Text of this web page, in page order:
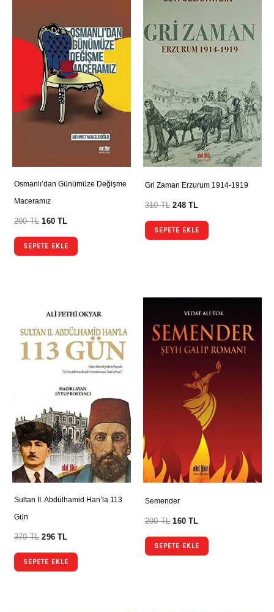
Osmanlı’dan Günümüze Değişme
Maceramız
200TL 160TL
SEPETE EKLE
Gri Zaman Erzurum 1914-1919
310TL 248TL
SEPETE EKLE
Sultan II. Abdülhamid Han’la 113
Gün
370TL 296TL
SEPETE EKLE
Semender
200TL 160TL
SEPETE EKLE